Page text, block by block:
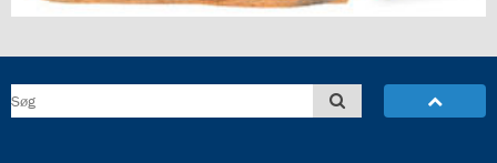
8.0:
Presse
Department
Næste
indlæg: